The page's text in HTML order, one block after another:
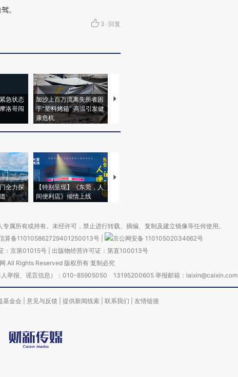
。
3 · 回复
急状态
洛哥闯
加沙上百万流离失所者困
于“塑料烤箱” 高温引发健
康危机
视线｜HYROX的吸金
全力探
【特别呈现】《东莞，人
间便利店》倾情上线
【推广】走进第四届链博
属所有或持有。未经许可，禁止进行转载、摘编、复制及建立镜像等任何使用。
算备110105862729401250013号
京公网安备 11010502034662号
：京第01015号| 出版物经营许可证：第直100013号
All Rights Reserved 版权所有 复制必究
人举报、谣言信息）：010-85905050 13195200605 举报邮箱：laixin@caixin.com
基金会 意见与反馈 提供新闻线索 联系我们 友情链接